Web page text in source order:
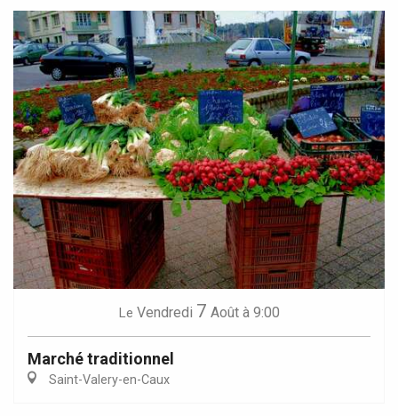
Le Vendredi 7 Août à 9:00
Marché traditionnel
Saint-Valery-en-Caux